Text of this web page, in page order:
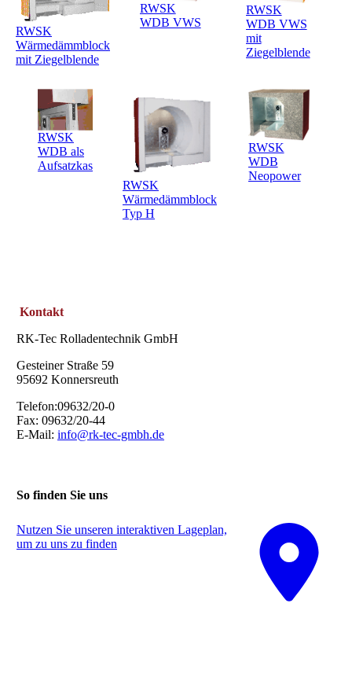
RWSK
Wärmedämmblock
mit Ziegelblende
RWSK
WDB VWS
RWSK
WDB VWS
mit
Ziegelblende
RWSK
WDB als
Aufsatzkasten
RWSK
Wärmedämmblock
Typ H
RWSK
WDB
Neopower
Kontakt
RK-Tec Rolladentechnik GmbH
Gesteiner Straße 59
95692 Konnersreuth
Telefon:09632/20-0
Fax: 09632/20-44
E-Mail: info@rk-tec-gmbh.de
So finden Sie uns
Nutzen Sie unseren interaktiven La­ge­plan,
um zu uns zu finden